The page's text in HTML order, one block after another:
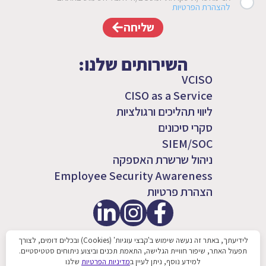
השירותים שלנו:
VCISO
CISO as a Service
ליווי תהליכים ורגולציות
סקרי סיכונים
SIEM/SOC
ניהול שרשרת האספקה
Employee Security Awareness
הצהרת פרטיות
להצהרת הפרטיות
שליחה
לידיעתך, באתר זה נעשה שימוש ב'קבצי עוגיות' (Cookies) ובכלים דומים, לצורך
תפעול האתר, שיפור חוויית הגלישה, התאמת תכנים וביצוע ניתוחים סטטיסטיים.
למידע נוסף, ניתן לעיין במדיניות הפרטיות שלנו